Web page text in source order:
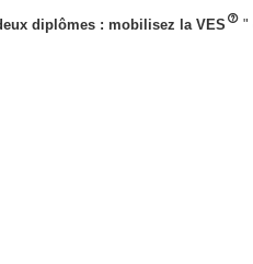
diplômes : mobilisez la VES
"